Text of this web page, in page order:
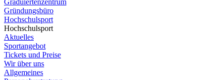
Graduiertenzentrum
Gründungsbüro
Hochschulsport
Hochschulsport
Aktuelles
Sportangebot
Tickets und Preise
Wir über uns
Allgemeines